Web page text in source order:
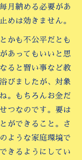
月納める必要があ
めは効きません。
かも不公平だとも
あってもいいと思
ると習い事など教
びましたが、対象
。もちろんお金だ
つなのです。要は
ができること。さ
ような家庭環境で
きるようにしてい